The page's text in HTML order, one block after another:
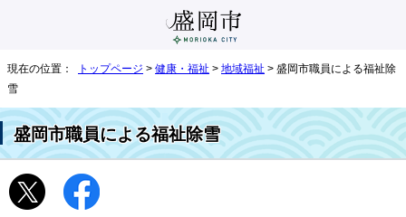
現在の位置： トップページ > 健康・福祉 > 地域福祉 > 盛岡市職員による福祉除
雪
盛岡市職員による福祉除雪